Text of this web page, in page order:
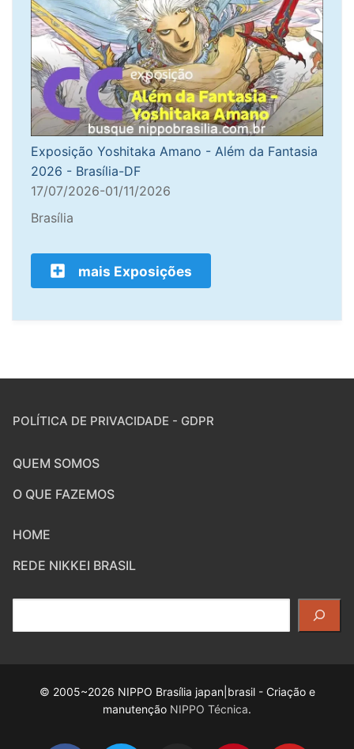
Exposição Yoshitaka Amano - Além da Fantasia
2026 - Brasília-DF
17/07/2026-01/11/2026
Brasília
mais Exposições
POLÍTICA DE PRIVACIDADE - GDPR
QUEM SOMOS
O QUE FAZEMOS
HOME
REDE NIKKEI BRASIL
© 2005~2026 NIPPO Brasília japan|brasil - Criação e
manutenção NIPPO Técnica.